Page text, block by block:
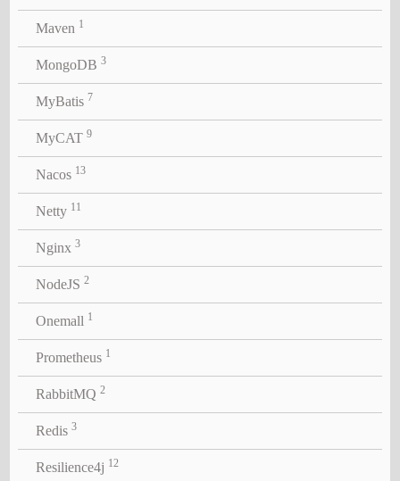
Maven 1
MongoDB 3
MyBatis 7
MyCAT 9
Nacos 13
Netty 11
Nginx 3
NodeJS 2
Onemall 1
Prometheus 1
RabbitMQ 2
Redis 3
Resilience4j 12